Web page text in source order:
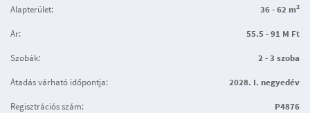
Alapterület: 36 - 62 m2
Ár: 55.5 - 91 M Ft
Szobák: 2 - 3 szoba
Átadás várható időpontja: 2028. I. negyedév
Regisztrációs szám: P4876